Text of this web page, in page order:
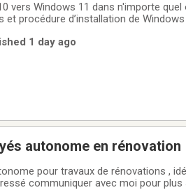
vers Windows 11 dans n'importe
et procédure d’installation de
1 day ago
autonome en rénovation
travaux de rénovations , idéal, pour semi retraités
communiquer avec moi pour plus